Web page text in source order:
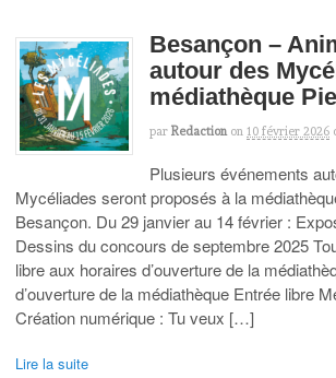
Besançon –
autour des
médiathèque
par Redaction on 10 février 2026
Plusieurs événements
Mycéliades seront proposés à la
Besançon. Du 29 janvier au 14 février :
Dessins du concours de septembre 2025
libre aux horaires d’ouverture de la
d’ouverture de la médiathèque Entrée libre
Création numérique : Tu veux […]
Lire la suite